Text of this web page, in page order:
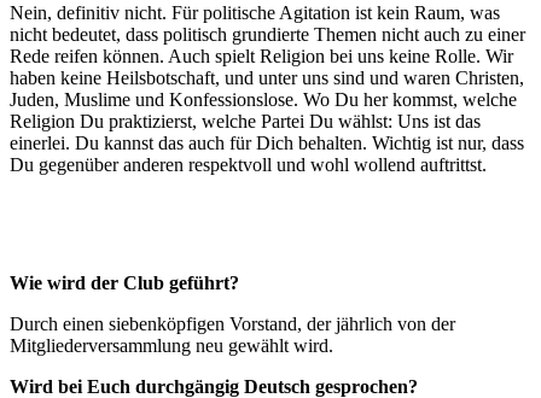
Nein, definitiv nicht. Für politische Agitation ist kein Raum, was
nicht bedeutet, dass politisch grundierte Themen nicht auch zu einer
Rede reifen können. Auch spielt Religion bei uns keine Rolle. Wir
haben keine Heilsbotschaft, und unter uns sind und waren Christen,
Juden, Muslime und Konfessionslose. Wo Du her kommst, welche
Religion Du praktizierst, welche Partei Du wählst: Uns ist das
einerlei. Du kannst das auch für Dich behalten. Wichtig ist nur, dass
Du gegenüber anderen respektvoll und wohl wollend auftrittst.
Wie wird der Club geführt?
Durch einen siebenköpfigen Vorstand, der jährlich von der
Mitgliederversammlung neu gewählt wird.
Wird bei Euch durchgängig Deutsch gesprochen?